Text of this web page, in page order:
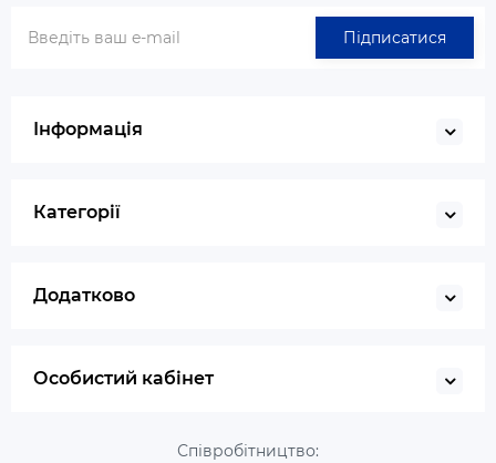
Підписатися
Інформація
Категорії
Додатково
Особистий кабінет
Співробітництво: